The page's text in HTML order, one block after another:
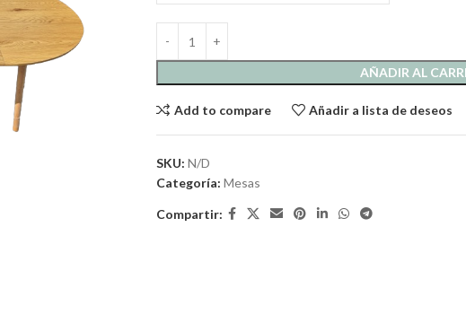
AÑADIR AL
Add to compare Añadir a lista de deseos
SKU: N/D
Categoría: Mesas
Compartir: